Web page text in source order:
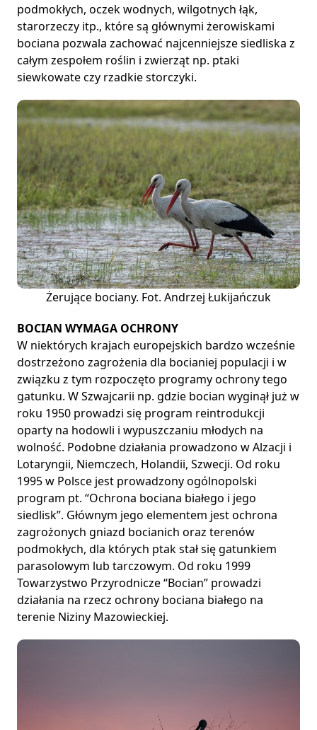
podmokłych, oczek wodnych, wilgotnych łąk,
starorzeczy itp., które są głównymi żerowiskami
bociana pozwala zachować najcenniejsze siedliska z
całym zespołem roślin i zwierząt np. ptaki
siewkowate czy rzadkie storczyki.
Żerujące bociany. Fot. Andrzej Łukijańczuk
BOCIAN WYMAGA OCHRONY
W niektórych krajach europejskich bardzo wcześnie
dostrzeżono zagrożenia dla bocianiej populacji i w
związku z tym rozpoczęto programy ochrony tego
gatunku. W Szwajcarii np. gdzie bocian wyginął już w
roku 1950 prowadzi się program reintrodukcji
oparty na hodowli i wypuszczaniu młodych na
wolność. Podobne działania prowadzono w Alzacji i
Lotaryngii, Niemczech, Holandii, Szwecji. Od roku
1995 w Polsce jest prowadzony ogólnopolski
program pt. “Ochrona bociana białego i jego
siedlisk”. Głównym jego elementem jest ochrona
zagrożonych gniazd bocianich oraz terenów
podmokłych, dla których ptak stał się gatunkiem
parasolowym lub tarczowym. Od roku 1999
Towarzystwo Przyrodnicze “Bocian” prowadzi
działania na rzecz ochrony bociana białego na
terenie Niziny Mazowieckiej.